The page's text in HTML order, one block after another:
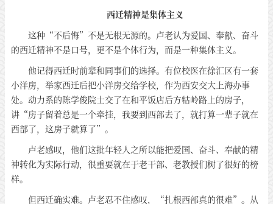
西迁精神是集体主义
这种“不后悔”不是无根无源的。卢老认为爱国、奉献、奋斗
的西迁精神不是口号，更不是个体行为，而是一种集体主义。
他记得西迁时前辈和同事们的选择。有位校医在徐汇区有一套
小洋房，举家西迁后把小洋房交给学校，作为西安交大上海办事
处。动力系的陈学俊院士交了在和平饭店后方牯岭路上的房子，
讲“房子留着总是一个牵挂，我要到西部去了，就打算一辈子就在
西部了，这房子就算了”。
卢老感叹，他们这批年轻人之所以能把爱国、奋斗、奉献的精
神转化为实际行动，很重要就在于老干部、老教授们树了很好的榜
样。
但西迁确实难。卢老忍不住感叹，“扎根西部真的很难”。从